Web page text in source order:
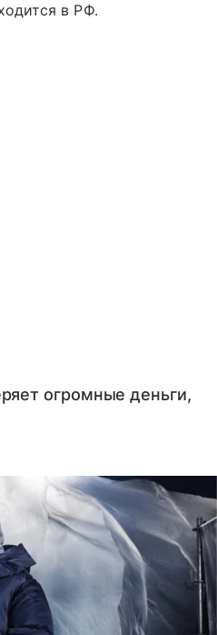
в РФ.
огромные деньги,